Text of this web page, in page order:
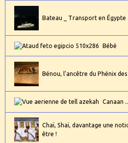
Bateau _ Transport en Égypte
Bébé
Bénou, l'ancêtre du Phénix
Canaan
Chaï, Shaï, davantage une
être !